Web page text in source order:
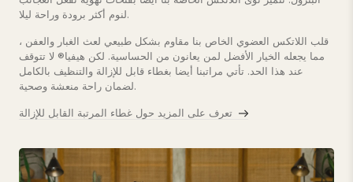
لنوم أكثر برودة وراحة ليلا.
قلب اللاتكس العضوي الخاص بنا مقاوم بشكل طبيعي لعث الغبار والعفن ،
مما يجعله الخيار الأفضل لمن يعانون من الحساسية. لكن هيفيا® لا تتوقف
عند هذا الحد. تأتي مراتبنا أيضا بغطاء قابل للإزالة والتنظيف بالكامل
لضمان راحة منعشة وصحية.
تعرف على المزيد حول غطاء المرتبة القابل للإزالة